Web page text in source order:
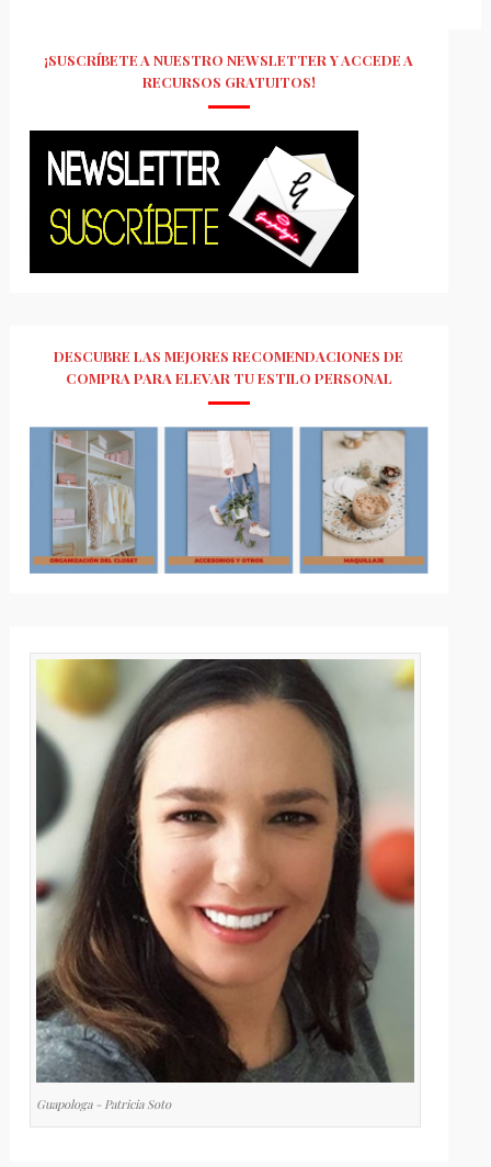
¡SUSCRÍBETE A NUESTRO NEWSLETTER Y ACCEDE A
RECURSOS GRATUITOS!
DESCUBRE LAS MEJORES RECOMENDACIONES DE
COMPRA PARA ELEVAR TU ESTILO PERSONAL
Guapologa - Patricia Soto